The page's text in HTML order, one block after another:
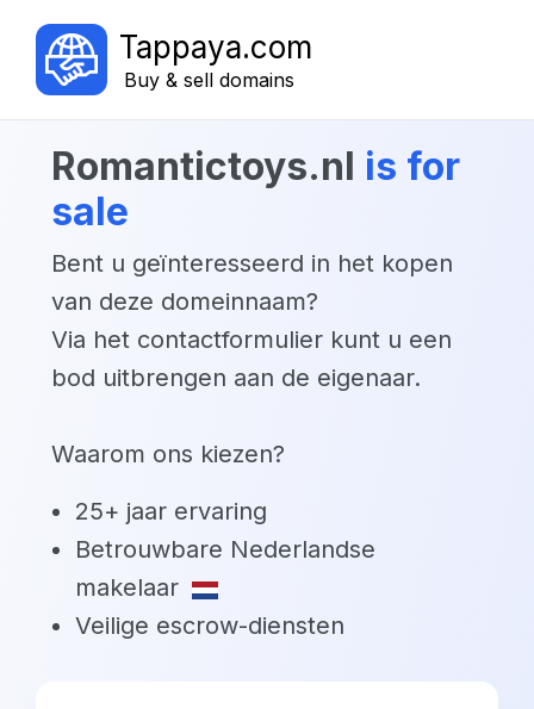
Tappaya.com
Buy & sell domains
romantictoys.nl is for
sale
Bent u geïnteresseerd in het kopen
van deze domeinnaam?
Via het contactformulier kunt u een
bod uitbrengen aan de eigenaar.
Waarom ons kiezen?
25+ jaar ervaring
Betrouwbare Nederlandse
makelaar
Veilige escrow-diensten